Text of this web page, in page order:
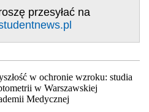
przesyłać na
w ochronie wzroku: studia
w Warszawskiej
Medycznej